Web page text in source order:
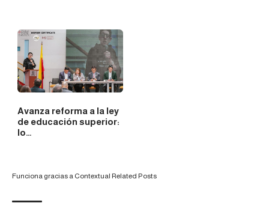
Avanza reforma a la ley
de educación superior:
lo…
Funciona gracias a Contextual Related Posts